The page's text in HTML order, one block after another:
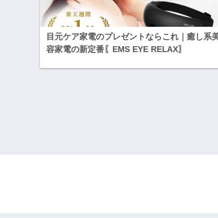
目元ケア家電のプレゼントならこれ｜癒し系
容家電の新定番〖EMS EYE RELAX〗